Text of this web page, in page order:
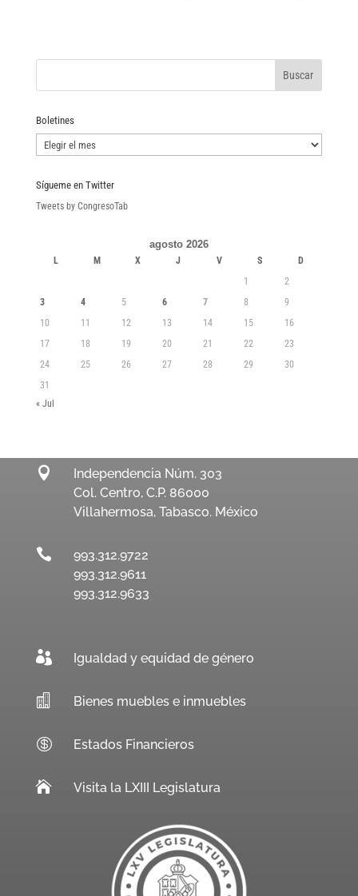
Boletines
Boletines
Sígueme en Twitter
Tweets by CongresoTab
agosto 2026
L M X J V S
D
1
2
3
4 5 6 7 8
9
10
11 12 13 14 15
16
17
18 19 20 21 22
23
24
25 26 27 28 29
30
31
« Jul

Independencia Núm. 303
Col. Centro, C.P. 86000
Villahermosa, Tabasco. México

993.312.9722
993.312.9611
993.312.9633
 Igualdad y equidad de género
 Bienes muebles e inmuebles
 Estados Financieros
 Visita la LXIII Legislatura